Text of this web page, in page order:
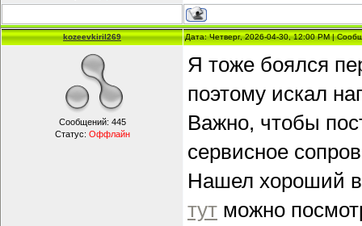
kozeevkiril269 Дата: Четверг, 2026-04-30, 12:00 PM |
Сообщений: 445
Статус: Оффлайн
Я тоже боялся
поэтому искал
Важно, чтобы
сервисное
Нашел хороший
тут можно